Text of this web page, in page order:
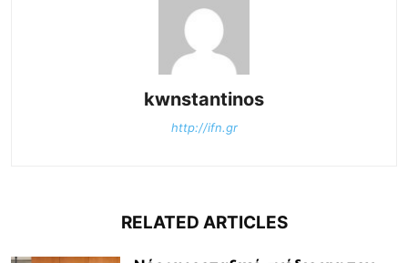
kwnstantinos
http://ifn.gr
RELATED ARTICLES